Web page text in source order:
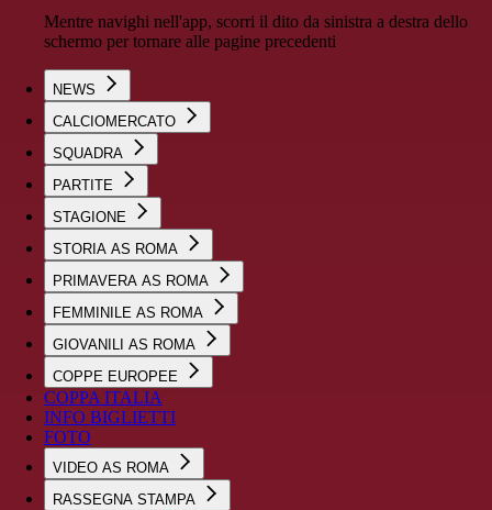
Mentre navighi nell'app, scorri il dito da sinistra a destra dello
schermo per tornare alle pagine precedenti
NEWS
CALCIOMERCATO
SQUADRA
PARTITE
STAGIONE
STORIA AS ROMA
PRIMAVERA AS ROMA
FEMMINILE AS ROMA
GIOVANILI AS ROMA
COPPE EUROPEE
COPPA ITALIA
INFO BIGLIETTI
FOTO
VIDEO AS ROMA
RASSEGNA STAMPA